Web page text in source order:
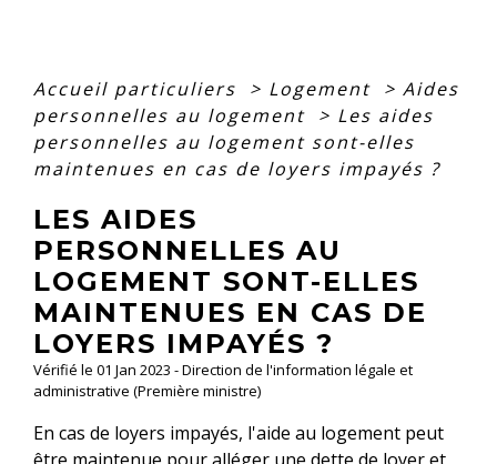
Accueil particuliers > Logement > Aides
personnelles au logement > Les aides
personnelles au logement sont-elles
maintenues en cas de loyers impayés ?
LES AIDES
PERSONNELLES AU
LOGEMENT SONT-ELLES
MAINTENUES EN CAS DE
LOYERS IMPAYÉS ?
Vérifié le 01 Jan 2023 - Direction de l'information légale et
administrative (Première ministre)
En cas de loyers impayés, l'aide au logement peut